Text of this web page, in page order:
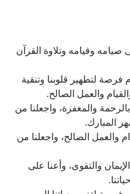
صيامه وقيامه وتلاوة القرآن
فرصة لتطهير قلوبنا وتنقية
والعمل الصالح.
والمغفرة، واجعلنا من
المبارك.
والعمل الصالح، واجعلنا من
والتقوى، وأعنا على